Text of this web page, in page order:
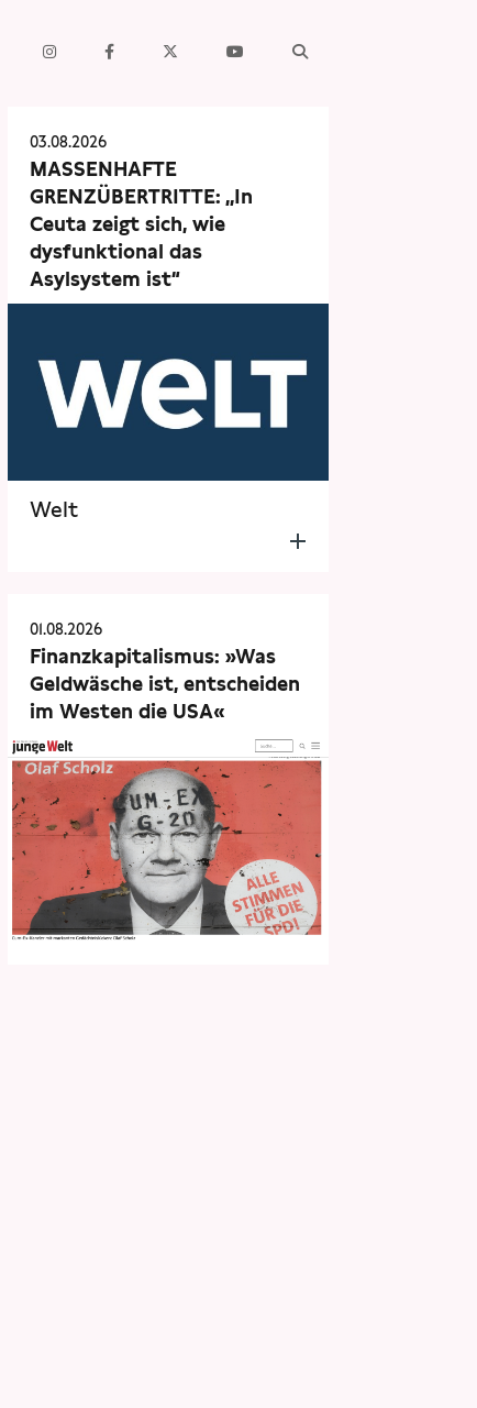
03.08.2026
MASSENHAFTE
GRENZÜBERTRITTE: „In
Ceuta zeigt sich, wie
dysfunktional das
Asylsystem ist“
Welt
01.08.2026
Finanzkapitalismus: »Was
Geldwäsche ist, entscheiden
im Westen die USA«